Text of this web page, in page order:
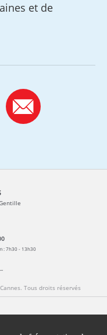
et de
: 7h30 - 13h30
Tous droits réservés